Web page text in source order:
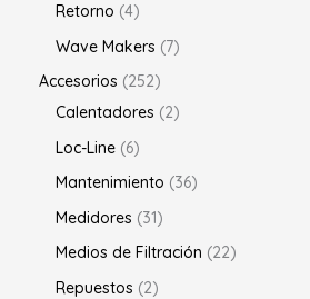
Retorno 4
Wave Makers
7
Accesorios
252
Calentadores
2
Loc-Line 6
Mantenimiento
36
Medidores
31
Medios de Filtración
22
Repuestos
2